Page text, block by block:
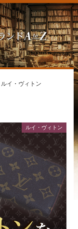
ルイ・ヴィトン
ルイ・ヴィトン